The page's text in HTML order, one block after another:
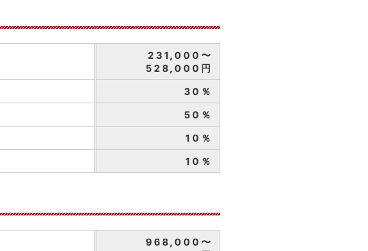
231,000〜
528,000円
30％
50％
10％
10％
968,000〜